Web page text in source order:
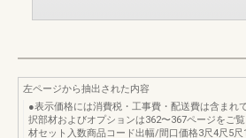
左ページから抽出された内容
●表示価格には消費税・工事費・配送費は含まれ
択部材およびオプションは362〜367ページをご
材セット入数商品コード出幅/間口価格3尺4尺5尺